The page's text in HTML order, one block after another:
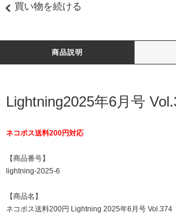
買い物を続ける
商品説明
Lightning2025年6月号
ネコポス送料200円対応
【商品番号】
lightning-2025-6
【商品名】
ネコポス送料200円 Lightning 2025年6月号 Vol.374